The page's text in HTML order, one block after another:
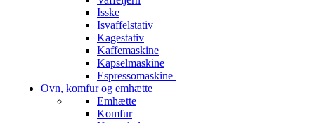
Isske
Isvaffelstativ
Kagestativ
Kaffemaskine
Kapselmaskine
Espressomaskine
Ovn, komfur og emhætte
Emhætte
Komfur